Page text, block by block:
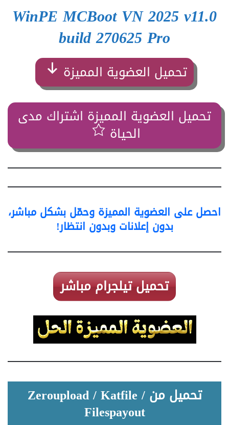
WinPE MCBoot VN 2025 v11.0
build 270625 Pro
تحميل العضوية المميزة
تحميل العضوية المميزة اشتراك مدى
الحياة
احصل على العضوية المميزة وحمّل بشكل مباشر،
بدون إعلانات وبدون انتظار!
تحميل تيلجرام مباشر
تحميل من Zeroupload / Katfile /
Filespayout